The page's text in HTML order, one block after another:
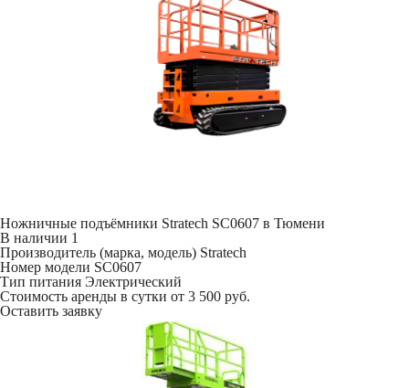
Ножничные подъёмники Stratech SC0607 в Тюмени
В наличии 1
Производитель (марка, модель) Stratech
Номер модели SC0607
Тип питания Электрический
Стоимость аренды в сутки от 3 500 руб.
Оставить заявку